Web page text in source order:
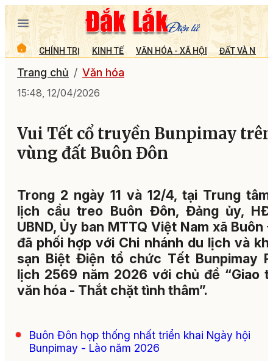
CHÍNH TRỊ KINH TẾ VĂN HÓA - XÃ HỘI ĐẤT VÀ
Trang chủ Văn hóa
15:48, 12/04/2026
Vui Tết cổ truyền Bunpimay trên
vùng đất Buôn Đôn
Trong 2 ngày 11 và 12/4, tại Trung tâm
lịch cầu treo Buôn Đôn, Đảng ủy,
UBND, Ủy ban MTTQ Việt Nam xã Buôn
đã phối hợp với Chi nhánh du lịch và
sạn Biệt Điện tổ chức Tết Bunpimay
lịch 2569 năm 2026 với chủ đề “Giao
văn hóa - Thắt chặt tình thâm”.
Buôn Đôn họp thống nhất triển khai Ngày hội
Bunpimay - Lào năm 2026